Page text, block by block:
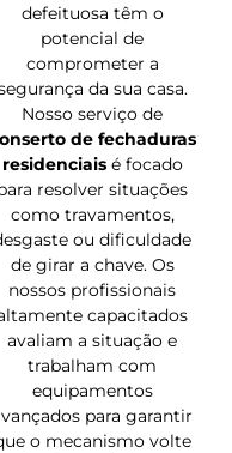
defeituosa têm o
potencial de
comprometer a
da sua casa.
Nosso serviço de
de fechaduras
residenciaisé focado
resolver situações
como travamentos,
ou dificuldade
de girar a chave. Os
nossos profissionais
capacitados
avaliam a situação e
trabalham com
equipamentos
para garantir
o mecanismo volte